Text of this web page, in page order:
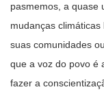
pasmemos, a quase
mudanças
suas comunidades
que a voz do povo é
fazer a